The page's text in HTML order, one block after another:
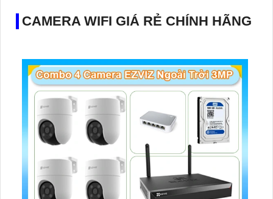
CAMERA WIFI GIÁ RẺ CHÍNH HÃNG